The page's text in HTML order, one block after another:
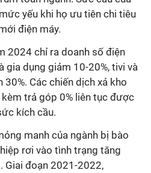
yếu khi họ ưu tiên chi tiêu
điện máy.
2024 chỉ ra doanh số điện
gia dụng giảm 10-20%, tivi và
Các chiến dịch xả kho
trả góp 0% liên tục được
kích cầu.
manh của ngành bị bào
rơi vào tình trạng tăng
Giai đoạn 2021-2022,